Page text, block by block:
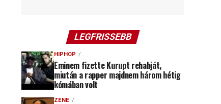
LEGFRISSEBB
HIPHOP
Eminem fizette Kurupt rehabját,
miután a rapper majdnem három hétig
kómában volt
ZENE